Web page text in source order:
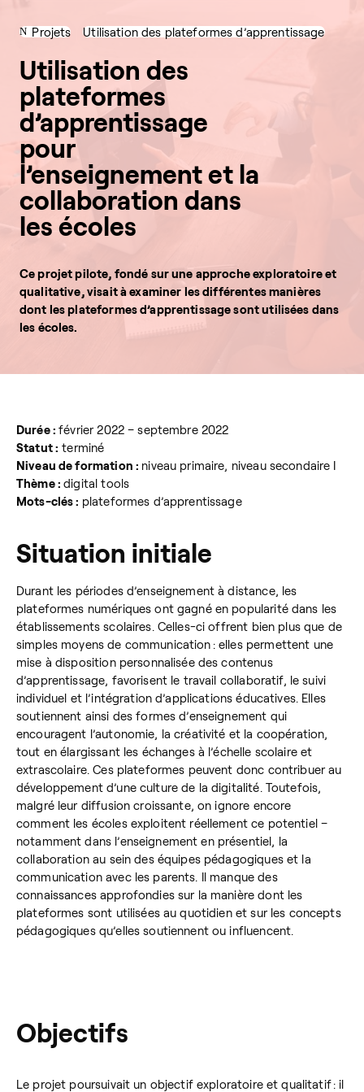
Projets Utilisation des plateformes d’apprentissage
Utilisation des
plateformes
d’apprentissage
pour
l’enseignement et la
collaboration dans
les écoles
Ce projet pilote, fondé sur une approche exploratoire et
qualitative, visait à examiner les différentes manières
dont les plateformes d’apprentissage sont utilisées dans
les écoles.
Durée :février 2022 – septembre 2022
Statut : terminé
Niveau de formation : niveau primaire, niveau secondaire I
Thème :digital tools
Mots-clés : plateformes d’apprentissage
Situation initiale
Durant les périodes d’enseignement à distance, les
plateformes numériques ont gagné en popularité dans les
établissements scolaires. Celles-ci offrent bien plus que de
simples moyens de communication : elles permettent une
mise à disposition personnalisée des contenus
d’apprentissage, favorisent le travail collaboratif, le suivi
individuel et l’intégration d’applications éducatives. Elles
soutiennent ainsi des formes d’enseignement qui
encouragent l’autonomie, la créativité et la coopération,
tout en élargissant les échanges à l’échelle scolaire et
extrascolaire. Ces plateformes peuvent donc contribuer au
développement d’une culture de la digitalité. Toutefois,
malgré leur diffusion croissante, on ignore encore
comment les écoles exploitent réellement ce potentiel –
notamment dans l’enseignement en présentiel, la
collaboration au sein des équipes pédagogiques et la
communication avec les parents. Il manque des
connaissances approfondies sur la manière dont les
plateformes sont utilisées au quotidien et sur les concepts
pédagogiques qu’elles soutiennent ou influencent.
Objectifs
Le projet poursuivait un objectif exploratoire et qualitatif : il